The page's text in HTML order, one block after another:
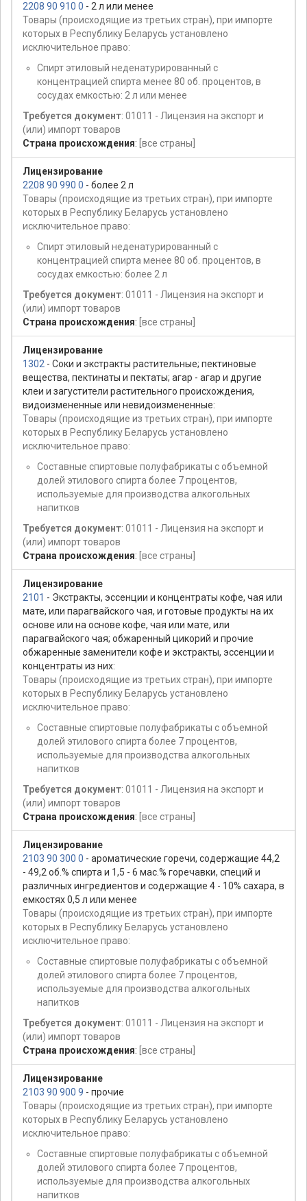
2208 90 910 0 - 2 л или менее
Товары (происходящие из третьих стран), при импорте
которых в Республику Беларусь установлено
исключительное право:
Спирт этиловый неденатурированный с
концентрацией спирта менее 80 об. процентов, в
сосудах емкостью: 2 л или менее
Требуется документ: 01011 - Лицензия на экспорт и
(или) импорт товаров
Страна происхождения: [все страны]
Лицензирование
2208 90 990 0 - более 2 л
Товары (происходящие из третьих стран), при импорте
которых в Республику Беларусь установлено
исключительное право:
Спирт этиловый неденатурированный с
концентрацией спирта менее 80 об. процентов, в
сосудах емкостью: более 2 л
Требуется документ: 01011 - Лицензия на экспорт и
(или) импорт товаров
Страна происхождения: [все страны]
Лицензирование
1302 - Соки и экстракты растительные; пектиновые
вещества, пектинаты и пектаты; агар - агар и другие
клеи и загустители растительного происхождения,
видоизмененные или невидоизмененные:
Товары (происходящие из третьих стран), при импорте
которых в Республику Беларусь установлено
исключительное право:
Составные спиртовые полуфабрикаты с объемной
долей этилового спирта более 7 процентов,
используемые для производства алкогольных
напитков
Требуется документ: 01011 - Лицензия на экспорт и
(или) импорт товаров
Страна происхождения: [все страны]
Лицензирование
2101 - Экстракты, эссенции и концентраты кофе, чая или
мате, или парагвайского чая, и готовые продукты на их
основе или на основе кофе, чая или мате, или
парагвайского чая; обжаренный цикорий и прочие
обжаренные заменители кофе и экстракты, эссенции и
концентраты из них:
Товары (происходящие из третьих стран), при импорте
которых в Республику Беларусь установлено
исключительное право:
Составные спиртовые полуфабрикаты с объемной
долей этилового спирта более 7 процентов,
используемые для производства алкогольных
напитков
Требуется документ: 01011 - Лицензия на экспорт и
(или) импорт товаров
Страна происхождения: [все страны]
Лицензирование
2103 90 300 0 - ароматические горечи, содержащие 44,2
- 49,2 об.% спирта и 1,5 - 6 мас.% горечавки, специй и
различных ингредиентов и содержащие 4 - 10% сахара, в
емкостях 0,5 л или менее
Товары (происходящие из третьих стран), при импорте
которых в Республику Беларусь установлено
исключительное право:
Составные спиртовые полуфабрикаты с объемной
долей этилового спирта более 7 процентов,
используемые для производства алкогольных
напитков
Требуется документ: 01011 - Лицензия на экспорт и
(или) импорт товаров
Страна происхождения: [все страны]
Лицензирование
2103 90 900 9 - прочие
Товары (происходящие из третьих стран), при импорте
которых в Республику Беларусь установлено
исключительное право:
Составные спиртовые полуфабрикаты с объемной
долей этилового спирта более 7 процентов,
используемые для производства алкогольных
напитков